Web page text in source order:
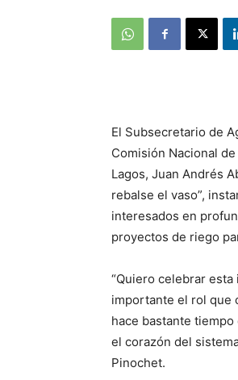
El Subsecretario de
Comisión Nacional
Lagos, Juan Andrés
rebalse el vaso”,
interesados en
proyectos de riego
“Quiero celebrar
importante el rol que
hace bastante
el corazón del
Pinochet.